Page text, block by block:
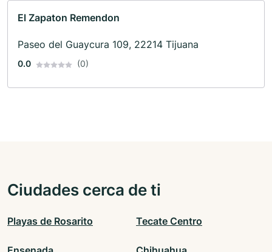
El Zapaton Remendon
Paseo del Guaycura 109, 22214 Tijuana
0.0 (0)
Ciudades cerca de ti
Playas de Rosarito Tecate Centro